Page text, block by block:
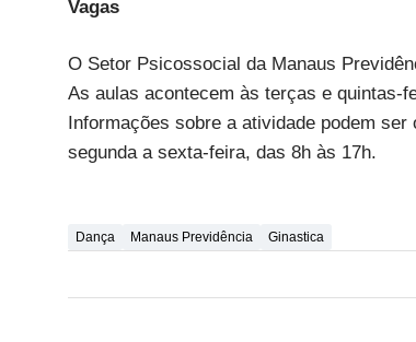
Vagas
O Setor Psicossocial da Manaus
As aulas acontecem às terças e quintas-
Informações sobre a atividade podem
segunda a sexta-feira, das 8h às 17h.
Dança Manaus Previdência Ginastica